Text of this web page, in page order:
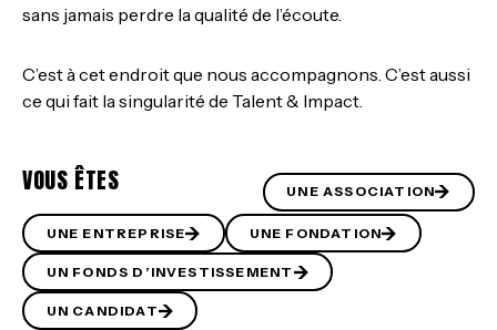
sans jamais perdre la qualité de l’écoute.
C’est à cet endroit que nous accompagnons. C’est aussi
ce qui fait la singularité de Talent & Impact.
VOUS ÊTES UNE ASSOCIATION
UNE ENTREPRISE UNE FONDATION
UN FONDS D’INVESTISSEMENT
UN CANDIDAT